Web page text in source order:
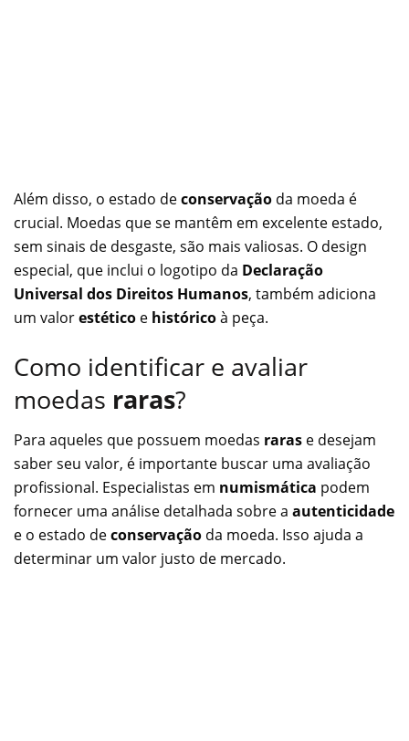
Além disso, o estado deconservação da moeda é
crucial. Moedas que se mantêm em excelente estado,
sem sinais de desgaste, são mais valiosas. O design
especial, que inclui o logotipo da Declaração
Universal dos Direitos Humanos, também adiciona
um valorestético e históricoà peça.
Como identificar e avaliar
moedas raras?
Para aqueles que possuem moedas raras e desejam
saber seu valor, é importante buscar uma avaliação
profissional. Especialistas em numismática podem
fornecer uma análise detalhada sobre a autenticidade
e o estado deconservação da moeda. Isso ajuda a
determinar um valor justo de mercado.